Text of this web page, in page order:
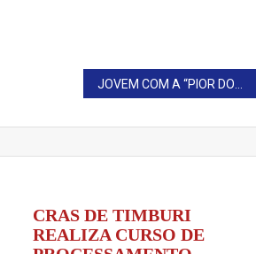
CRAS DE TIMBURI
REALIZA CURSO DE